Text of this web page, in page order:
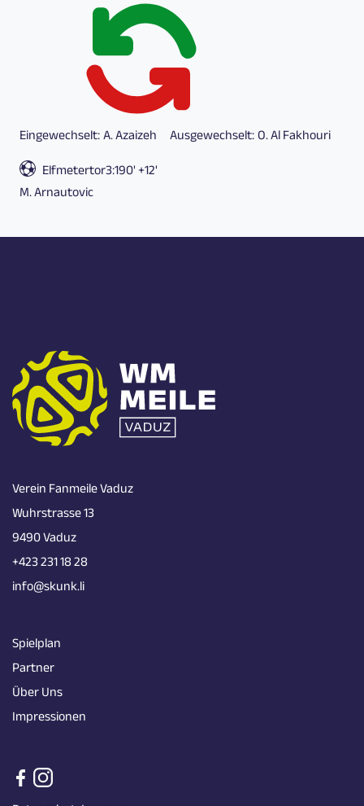
Eingewechselt:A. Azaizeh Ausgewechselt:O. Al Fakhouri
Elfmetertor3:190' +12'
M. Arnautovic
Verein Fanmeile Vaduz
Wuhrstrasse 13
9490 Vaduz
+423 231 18 28
info@skunk.li
Spielplan
Partner
Über Uns
Impressionen